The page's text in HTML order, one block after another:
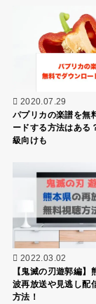
2020.07.29
パプリカの楽譜を無
ードする方法はある
級向けも
2022.03.02
【鬼滅の刃遊郭編】
波再放送や見逃し配
方法！